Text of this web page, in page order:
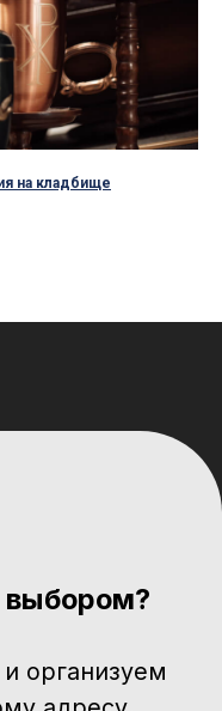
на кладбище